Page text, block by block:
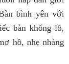
bình yên với
bàn khổng lồ,
hồ, nhẹ nhàng